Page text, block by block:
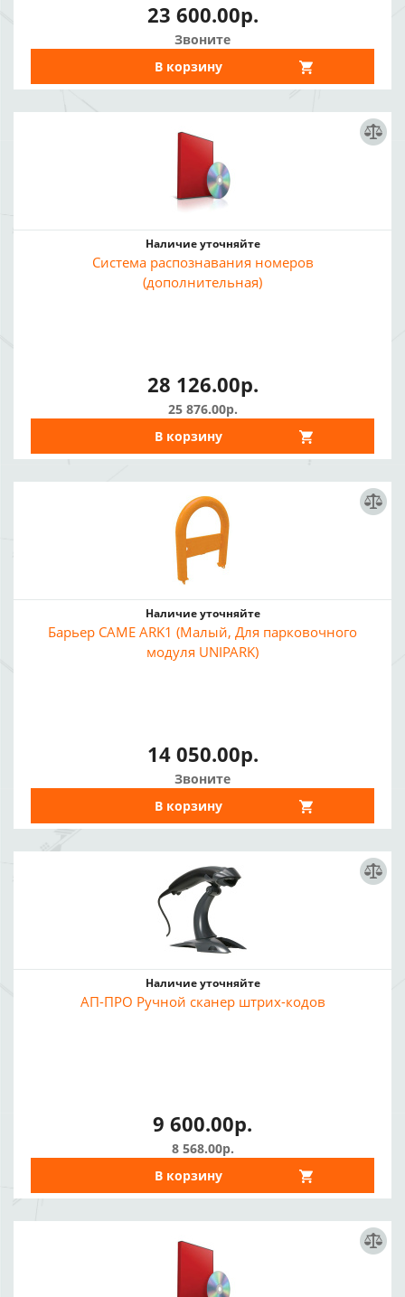
23 600.00р.
Звоните
В корзину
Наличие уточняйте
Система распознавания номеров
(дополнительная)
28 126.00р.
25 876.00р.
В корзину
Наличие уточняйте
Барьер CAME ARK1 (Малый, Для парковочного
модуля UNIPARK)
14 050.00р.
Звоните
В корзину
Наличие уточняйте
АП-ПРО Ручной сканер штрих-кодов
9 600.00р.
8 568.00р.
В корзину